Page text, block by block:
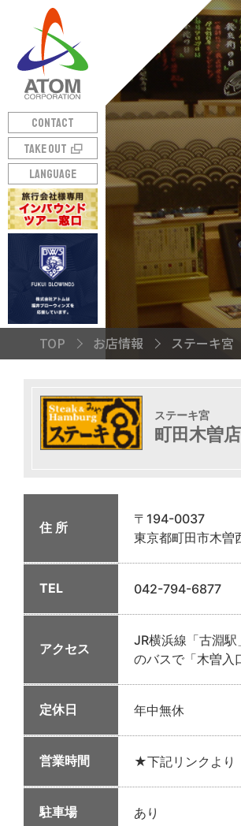
CONTACT
TAKE OUT
LANGUAGE
TOP お店情報 ステーキ宮
ステーキ宮
町田木曽店
住 所
〒194-0037
東京都町田市木
TEL 042-794-6877
アクセス
JR横浜線「古淵
のバスで「木曽入
定休日 年中無休
営業時間 ★下記リンクより
駐車場 あり